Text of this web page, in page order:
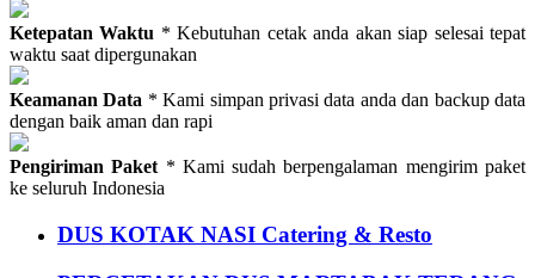
Ketepatan Waktu * Kebutuhan cetak anda akan siap selesai tepat
waktu saat dipergunakan
Keamanan Data * Kami simpan privasi data anda dan backup data
dengan baik aman dan rapi
Pengiriman Paket * Kami sudah berpengalaman mengirim paket
ke seluruh Indonesia
DUS KOTAK NASI Catering & Resto